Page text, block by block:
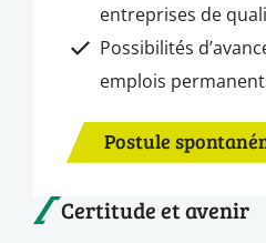
entreprises de
Possibilités
emplois
Postule
Certitude et avenir